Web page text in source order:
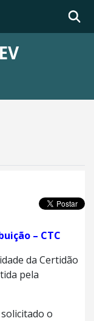
– CTC
da Certidão
pela
o